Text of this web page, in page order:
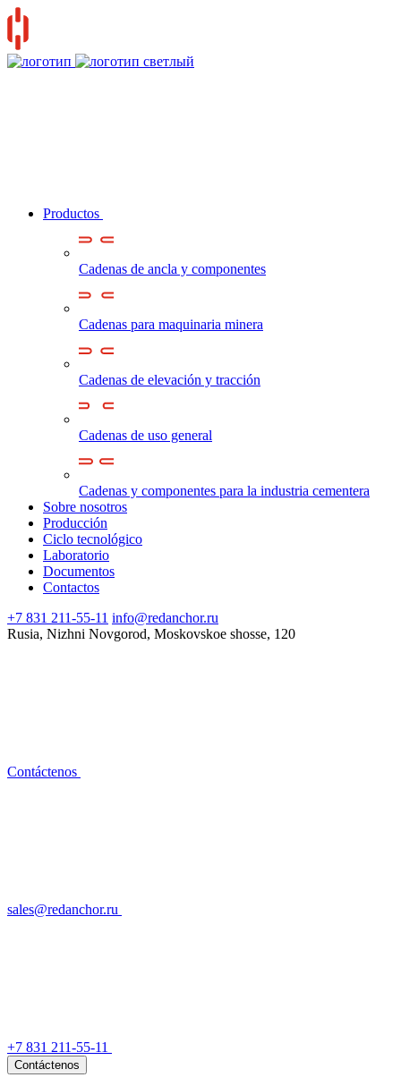
Productos
Cadenas de ancla y componentes
Cadenas para maquinaria minera
Cadenas de elevación y tracción
Cadenas de uso general
Cadenas y componentes para la industria cementera
Sobre nosotros
Producción
Ciclo tecnológico
Laboratorio
Documentos
Contactos
+7 831 211-55-11 info@redanchor.ru
Rusia, Nizhni Novgorod, Moskovskoe shosse, 120
Contáctenos
sales@redanchor.ru
+7 831 211-55-11
Contáctenos